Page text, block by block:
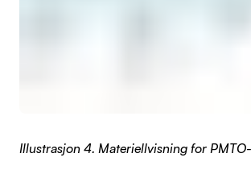
Illustrasjon 4. Materiellvisning for